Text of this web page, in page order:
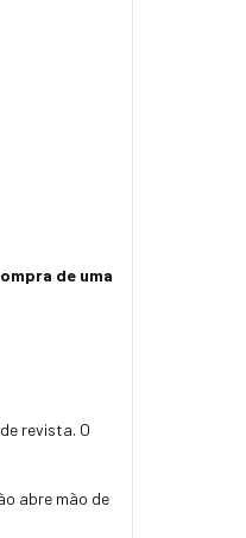
de uma
revista. O
abre mão de